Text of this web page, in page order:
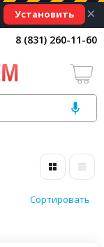
Установить ×
8 (831) 260-11-60
Сортировать